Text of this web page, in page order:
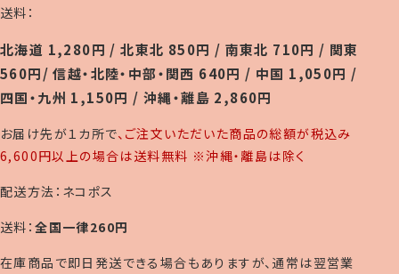
送料：
北海道 1,280円 / 北東北 850円 / 南東北 710円 / 関東
560円/ 信越・北陸・中部・関西 640円 / 中国 1,050円 /
四国・九州 1,150円 / 沖縄・離島 2,860円
お届け先が１カ所で、ご注文いただいた商品の総額が税込み
6,600円以上の場合は送料無料 ※沖縄・離島は除く
配送方法：ネコポス
送料：全国一律260円
在庫商品で即日発送できる場合もありますが、通常は翌営業